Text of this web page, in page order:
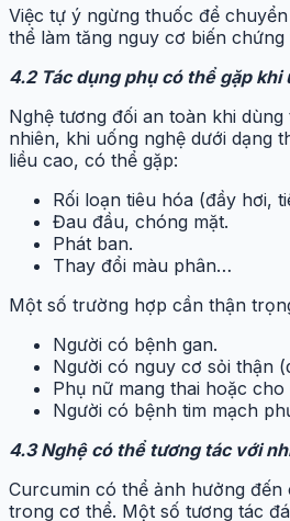
Việc tự ý ngừng thuốc để
thể làm tăng nguy cơ biến chứng
4.2 Tác dụng phụ có thể gặp khi
Nghệ tương đối an toàn khi
nhiên, khi uống nghệ dưới dạng
liều cao, có thể gặp:
Rối loạn tiêu hóa (đầy hơi,
Đau đầu, chóng mặt.
Phát ban.
Thay đổi màu phân…
Một số trường hợp cần thận
Người có bệnh gan.
Người có nguy cơ sỏi thận
Phụ nữ mang thai hoặc
Người có bệnh tim mạch
4.3 Nghệ có thể tương tác với
Curcumin có thể ảnh hưởng
trong cơ thể. Một số tương tác